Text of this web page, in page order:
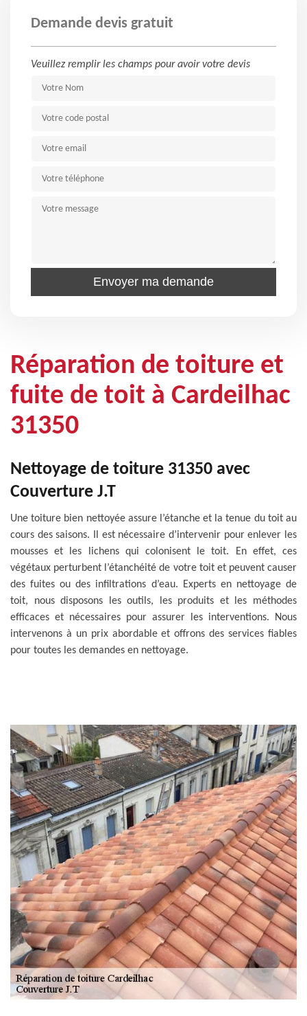
Demande devis gratuit
Veuillez remplir les champs pour avoir votre devis
Réparation de toiture et
fuite de toit à Cardeilhac
31350
Nettoyage de toiture 31350 avec
Couverture J.T
Une toiture bien nettoyée assure l’étanche et la tenue du toit au
cours des saisons. Il est nécessaire d’intervenir pour enlever les
mousses et les lichens qui colonisent le toit. En effet, ces
végétaux perturbent l’étanchéité de votre toit et peuvent causer
des fuites ou des infiltrations d’eau. Experts en nettoyage de
toit, nous disposons les outils, les produits et les méthodes
efficaces et nécessaires pour assurer les interventions. Nous
intervenons à un prix abordable et offrons des services fiables
pour toutes les demandes en nettoyage.